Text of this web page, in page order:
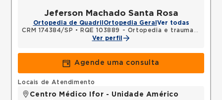
Jeferson Machado Santa Rosa
Ortopedia de Quadril Ortopedia Geral Ver todas
CRM 174384/SP •
RQE 103889 - Ortopedia e traumatologia
Ver perfil
Agende uma consulta
Locais de Atendimento
Centro Médico Ifor - Unidade Américo